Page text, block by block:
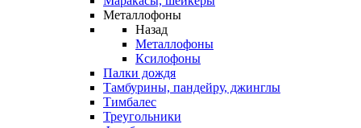
Металлофоны
Назад
Металлофоны
Ксилофоны
Палки дождя
Тамбурины, пандейру, джинглы
Тимбалес
Треугольники